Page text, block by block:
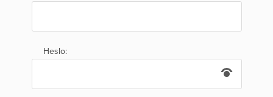
Heslo: